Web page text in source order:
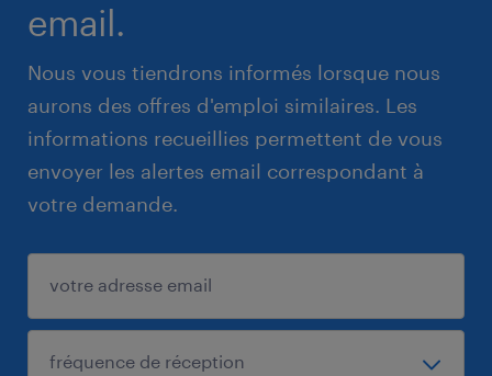
email.
Nous vous tiendrons informés lorsque nous
aurons des offres d'emploi similaires. Les
informations recueillies permettent de vous
envoyer les alertes email correspondant à
votre demande.